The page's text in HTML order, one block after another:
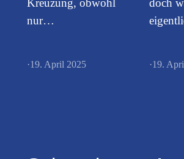
Kreuzung, obwohl
nur…
·19. April 2025
doch
·19.